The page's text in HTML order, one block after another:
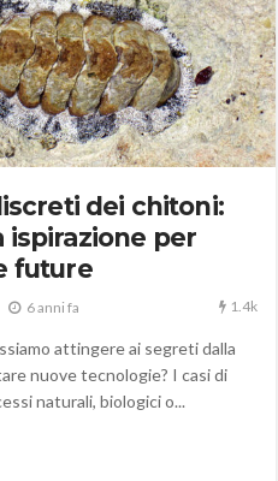
dei chitoni:
ispirazione per
future
6 anni fa 1.4k
attingere ai segreti dalla
nuove tecnologie? I casi di
naturali, biologici o...